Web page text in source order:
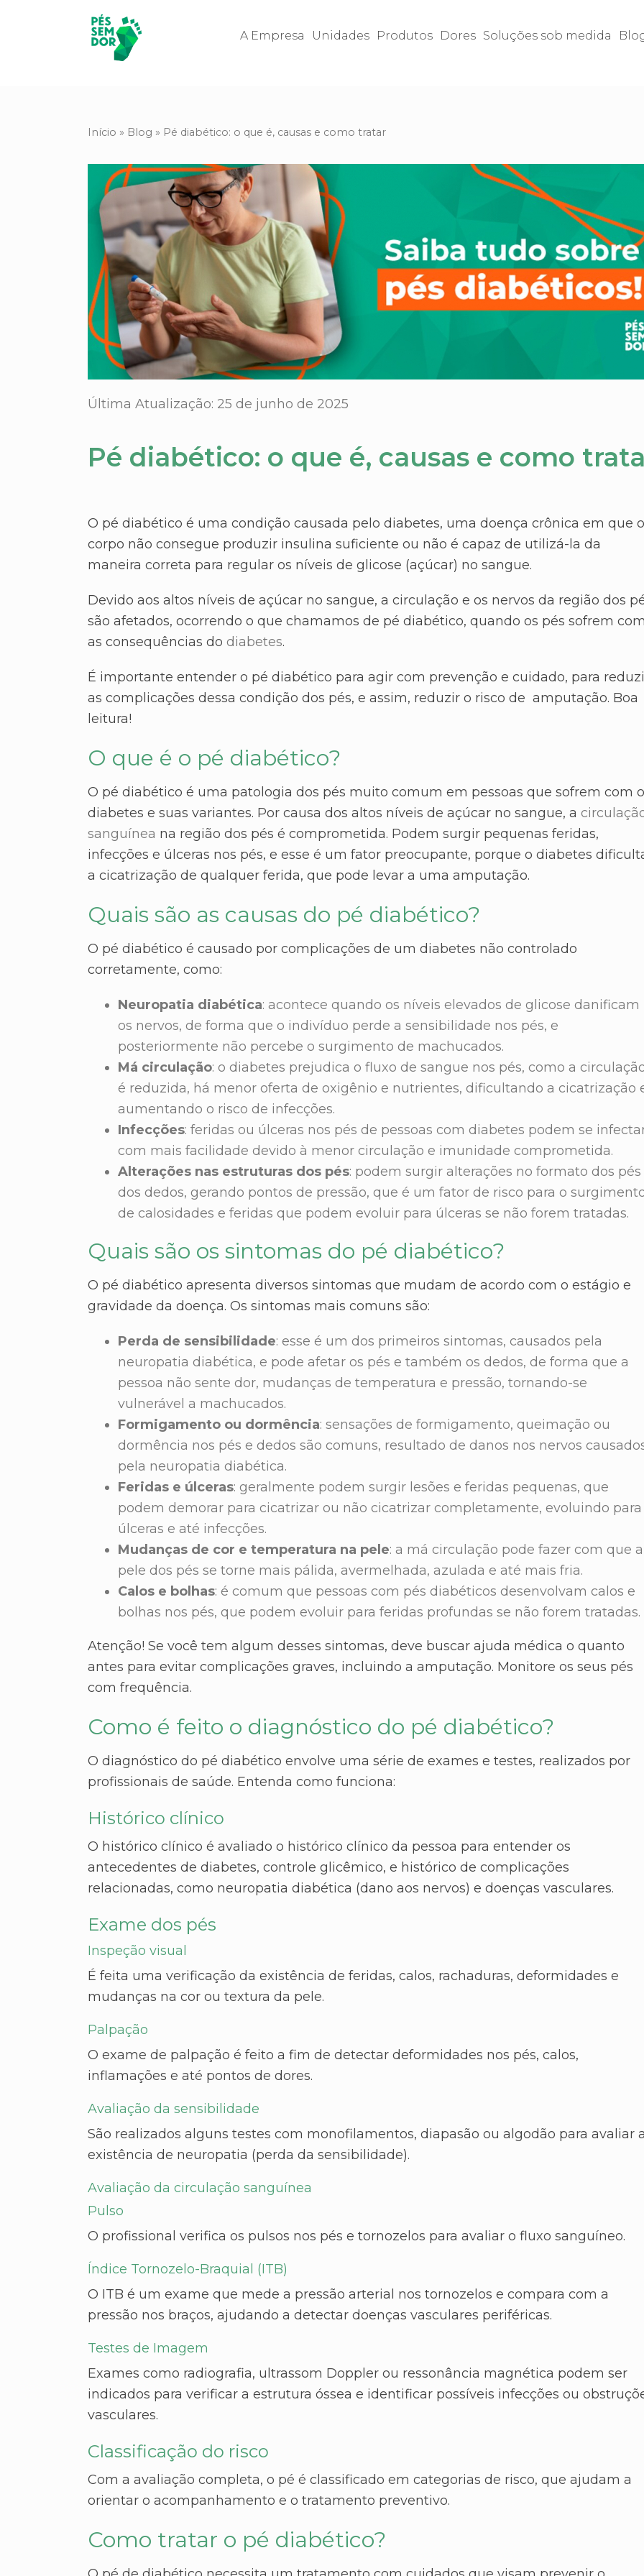
A Empresa Unidades Produtos Dores Soluções sob medida
Início » Blog » Pé diabético: o que é, causas e como tratar
Última Atualização: 25 de junho de 2025
Pé diabético: o que é, causas e como
O pé diabético é uma condição causada pelo diabetes, uma doença crônica em que o
corpo não consegue produzir insulina suficiente ou não é capaz de utilizá-la da
maneira correta para regular os níveis de glicose (açúcar) no sangue.
Devido aos altos níveis de açúcar no sangue, a circulação e os nervos da região dos
são afetados, ocorrendo o que chamamos de pé diabético, quando os pés sofrem
as consequências do diabetes.
É importante entender o pé diabético para agir com prevenção e cuidado, para
as complicações dessa condição dos pés, e assim, reduzir o risco de amputação. Boa
leitura!
O que é o pé diabético?
O pé diabético é uma patologia dos pés muito comum em pessoas que sofrem com o
diabetes e suas variantes. Por causa dos altos níveis de açúcar no sangue, a
sanguínea na região dos pés é comprometida. Podem surgir pequenas feridas,
infecções e úlceras nos pés, e esse é um fator preocupante, porque o diabetes
a cicatrização de qualquer ferida, que pode levar a uma amputação.
Quais são as causas do pé diabético?
O pé diabético é causado por complicações de um diabetes não controlado
corretamente, como:
Neuropatia diabética: acontece quando os níveis elevados de glicose danificam
os nervos, de forma que o indivíduo perde a sensibilidade nos pés, e
posteriormente não percebe o surgimento de machucados.
Má circulação: o diabetes prejudica o fluxo de sangue nos pés, como a
é reduzida, há menor oferta de oxigênio e nutrientes, dificultando a cicatrização
aumentando o risco de infecções.
Infecções: feridas ou úlceras nos pés de pessoas com diabetes podem se
com mais facilidade devido à menor circulação e imunidade comprometida.
Alterações nas estruturas dos pés: podem surgir alterações no formato dos
dos dedos, gerando pontos de pressão, que é um fator de risco para o
de calosidades e feridas que podem evoluir para úlceras se não forem tratadas.
Quais são os sintomas do pé diabético?
O pé diabético apresenta diversos sintomas que mudam de acordo com o estágio e
gravidade da doença. Os sintomas mais comuns são:
Perda de sensibilidade: esse é um dos primeiros sintomas, causados pela
neuropatia diabética, e pode afetar os pés e também os dedos, de forma que a
pessoa não sente dor, mudanças de temperatura e pressão, tornando-se
vulnerável a machucados.
Formigamento ou dormência: sensações de formigamento, queimação ou
dormência nos pés e dedos são comuns, resultado de danos nos nervos
pela neuropatia diabética.
Feridas e úlceras: geralmente podem surgir lesões e feridas pequenas, que
podem demorar para cicatrizar ou não cicatrizar completamente, evoluindo para
úlceras e até infecções.
Mudanças de cor e temperatura na pele: a má circulação pode fazer com que a
pele dos pés se torne mais pálida, avermelhada, azulada e até mais fria.
Calos e bolhas: é comum que pessoas com pés diabéticos desenvolvam calos e
bolhas nos pés, que podem evoluir para feridas profundas se não forem tratadas.
Atenção! Se você tem algum desses sintomas, deve buscar ajuda médica o quanto
antes para evitar complicações graves, incluindo a amputação. Monitore os seus pés
com frequência.
Como é feito o diagnóstico do pé diabético?
O diagnóstico do pé diabético envolve uma série de exames e testes, realizados por
profissionais de saúde. Entenda como funciona:
Histórico clínico
O histórico clínico é avaliado o histórico clínico da pessoa para entender os
antecedentes de diabetes, controle glicêmico, e histórico de complicações
relacionadas, como neuropatia diabética (dano aos nervos) e doenças vasculares.
Exame dos pés
Inspeção visual
É feita uma verificação da existência de feridas, calos, rachaduras, deformidades e
mudanças na cor ou textura da pele.
Palpação
O exame de palpação é feito a fim de detectar deformidades nos pés, calos,
inflamações e até pontos de dores.
Avaliação da sensibilidade
São realizados alguns testes com monofilamentos, diapasão ou algodão para avaliar
existência de neuropatia (perda da sensibilidade).
Avaliação da circulação sanguínea
Pulso
O profissional verifica os pulsos nos pés e tornozelos para avaliar o fluxo sanguíneo.
Índice Tornozelo-Braquial (ITB)
O ITB é um exame que mede a pressão arterial nos tornozelos e compara com a
pressão nos braços, ajudando a detectar doenças vasculares periféricas.
Testes de Imagem
Exames como radiografia, ultrassom Doppler ou ressonância magnética podem ser
indicados para verificar a estrutura óssea e identificar possíveis infecções ou
vasculares.
Classificação do risco
Com a avaliação completa, o pé é classificado em categorias de risco, que ajudam a
orientar o acompanhamento e o tratamento preventivo.
Como tratar o pé diabético?